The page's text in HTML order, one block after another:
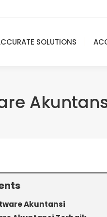
SOLUTIONS
Akuntansi